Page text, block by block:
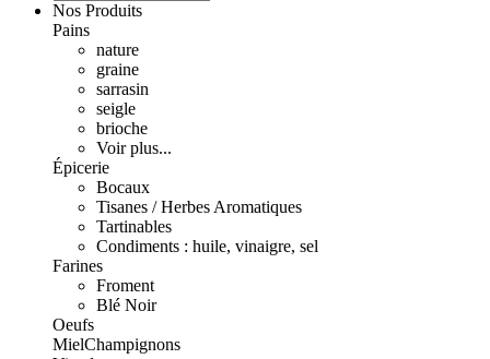
Nos Produits
Pains
nature
graine
sarrasin
seigle
brioche
Voir plus...
Épicerie
Bocaux
Tisanes / Herbes Aromatiques
Tartinables
Condiments : huile, vinaigre, sel
Farines
Froment
Blé Noir
Oeufs
MielChampignons